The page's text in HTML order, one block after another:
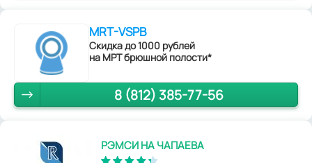
MRT-VSPB
Скидка до 1000 рублей
на МРТ брюшной полости*
8 (812) 385-77-56
РЭМСИ НА ЧАПАЕВА